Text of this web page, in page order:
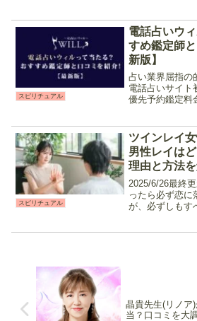
手の気持ち、相
で紐解きより良
スピリチュアル
電話占いウ
すめ鑑定師
新版】
占い業界屈指の
電話占いサイト
優先予約鑑定料
時間 数多くあ
的中...
スピリチュアル
ツインレイ
男性レイは
理由と方法
2025/6/26最終
ったら必ず恋に
が、必ずしもす
晶貴先生(リノア
当？口コミを大